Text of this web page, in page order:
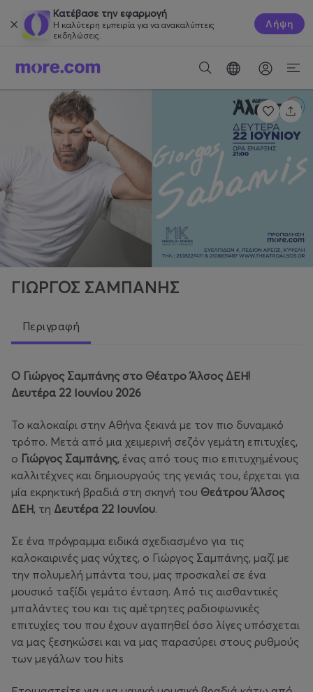
Κατέβασε την εφαρμογή
Η καλύτερη εμπειρία για να ανακαλύπτεις
εκδηλώσεις.
Λήψη
ΓΙΩΡΓΟΣ ΣΑΜΠΑΝΗΣ
Περιγραφή
Ο Γιώργος Σαμπάνης στο Θέατρο Άλσος ΔΕΗ!
Δευτέρα 22 Ιουνίου 2026
Το καλοκαίρι στην Αθήνα ξεκινά με τον πιο δυναμικό
τρόπο. Μετά από μια χειμερινή σεζόν γεμάτη επιτυχίες,
ο Γιώργος Σαμπάνης, ένας από τους πιο επιτυχημένους
καλλιτέχνες και δημιουργούς της γενιάς του, έρχεται για
μία εκρηκτική βραδιά στη σκηνή του Θεάτρου Άλσος
ΔΕΗ, τη Δευτέρα 22 Ιουνίου.
Σε ένα πρόγραμμα ειδικά σχεδιασμένο για τις
καλοκαιρινές μας νύχτες, ο Γιώργος Σαμπάνης, μαζί με
την πολυμελή μπάντα του, μας προσκαλεί σε ένα
μουσικό ταξίδι γεμάτο ένταση. Από τις αισθαντικές
μπαλάντες του και τις αμέτρητες ραδιοφωνικές
επιτυχίες του που έχουν αγαπηθεί όσο λίγες υπόσχεται
να μας ξεσηκώσει και να μας παρασύρει στους ρυθμούς
των μεγάλων του hits